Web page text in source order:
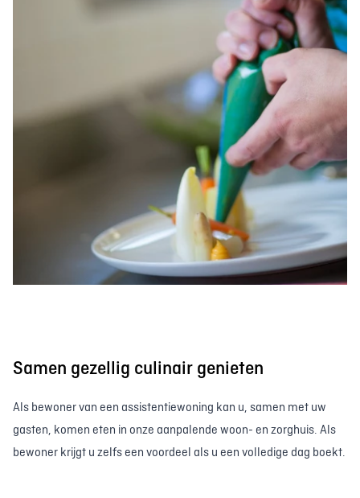
Samen gezellig culinair genieten
Als bewoner van een assistentiewoning kan u, samen met uw
gasten, komen eten in onze aanpalende woon- en zorghuis. Als
bewoner krijgt u zelfs een voordeel als u een volledige dag boekt.